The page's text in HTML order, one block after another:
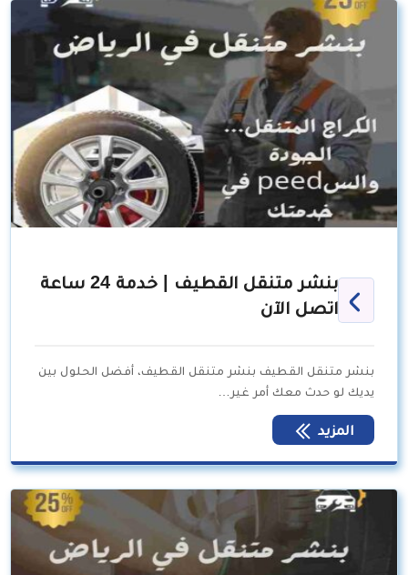
بنشر متنقل القطيف | خدمة 24 ساعة
اتصل الآن
بنشر متنقل القطيف بنشر متنقل القطيف، أفضل الحلول بين
يديك لو حدث معك أمر غير…
المزيد